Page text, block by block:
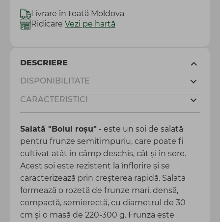
Livrare în toată Moldova
Ridicare Vezi pe hartă
DESCRIERE
DISPONIBILITATE
CARACTERISTICI
Salată "Bolul roșu" - este un soi de salată
pentru frunze semitimpuriu, care poate fi
cultivat atât în câmp deschis, cât și în sere.
Acest soi este rezistent la înflorire și se
caracterizează prin creșterea rapidă. Salata
formează o rozetă de frunze mari, densă,
compactă, semierectă, cu diametrul de 30
cm și o masă de 220-300 g. Frunza este